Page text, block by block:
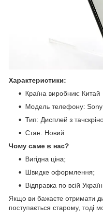
Характеристики:
Країна виробник: Китай
Модель телефону:
Тип: Дисплей з
Стан: Новий
Чому саме в нас?
Вигідна ціна;
Швидке оформлення;
Відправка по всій
Якщо ви бажаєте отримати
поступається старому, тоді